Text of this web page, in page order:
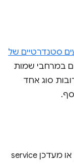
סטנדרטיים של
במרחבי שמות
סוג אחד
ההתקנה מתבצעת כשהמשתמש מתקין או מעדכן service